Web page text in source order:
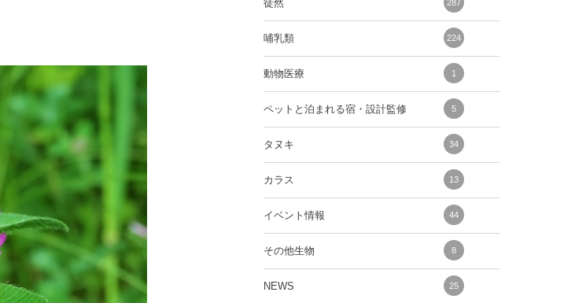
徒然 287
哺乳類 224
動物医療 1
ペットと泊まれる宿・設計監修 5
タヌキ 34
カラス 13
イベント情報 44
その他生物 8
NEWS 25